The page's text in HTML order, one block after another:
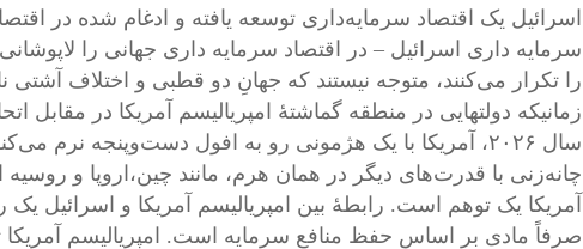
اسرائیل یک اقتصاد سرمایه‌داری توسعه‌ یافته و ادغام‌ شده در
سرمایه داری اسرائیل – در اقتصاد سرمایه داری جهانی را
را تکرار می‌کنند، متوجه نیستند که جهانِ دو قطبی و اختلاف آشتی
زمانیکه دولتهایی در منطقه گماشتۀ امپریالیسم آمریکا در
سال ۲۰۲۶، آمریکا با یک هژمونی رو به افول دست‌وپنجه نرم
چانه‌زنی با قدرت‌های دیگر در همان هرم، مانند چین،اروپا و
آمریکا یک توهم است. رابطۀ بین امپریالیسم آمریکا و اسرائیل
صرفاً مادی بر اساس حفظ منافع سرمایه است. امپریالیسم